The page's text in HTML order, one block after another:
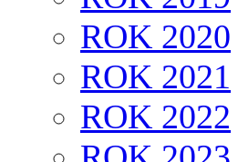
ROK 2020
ROK 2021
ROK 2022